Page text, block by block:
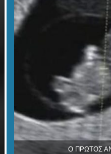
Ο ΠΡΩΤΟΣ